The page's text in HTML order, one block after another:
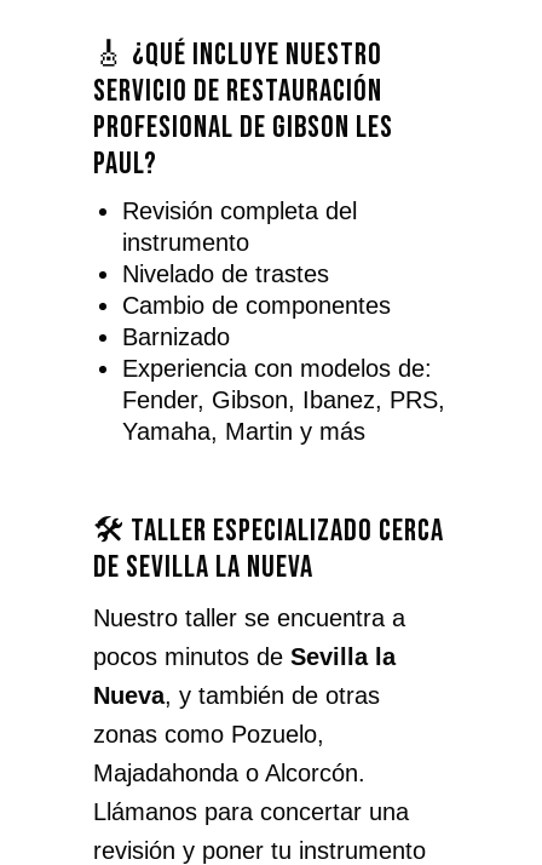
🎸 ¿Qué incluye nuestro
servicio de restauración
profesional de Gibson Les
Paul?
Revisión completa del
instrumento
Nivelado de trastes
Cambio de componentes
Barnizado
Experiencia con modelos de:
Fender, Gibson, Ibanez, PRS,
Yamaha, Martin y más
🛠️ Taller especializado cerca
de Sevilla la Nueva
Nuestro taller se encuentra a
pocos minutos de Sevilla la
Nueva, y también de otras
zonas como Pozuelo,
Majadahonda o Alcorcón.
Llámanos para concertar una
revisión y poner tu instrumento